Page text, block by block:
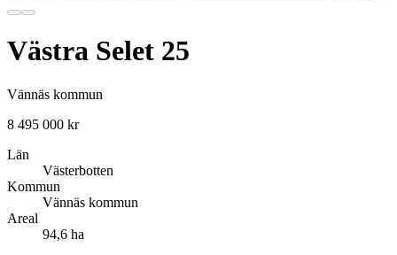
Västra Selet 25
Vännäs kommun
8 495 000 kr
Län
Västerbotten
Kommun
Vännäs kommun
Areal
94,6 ha